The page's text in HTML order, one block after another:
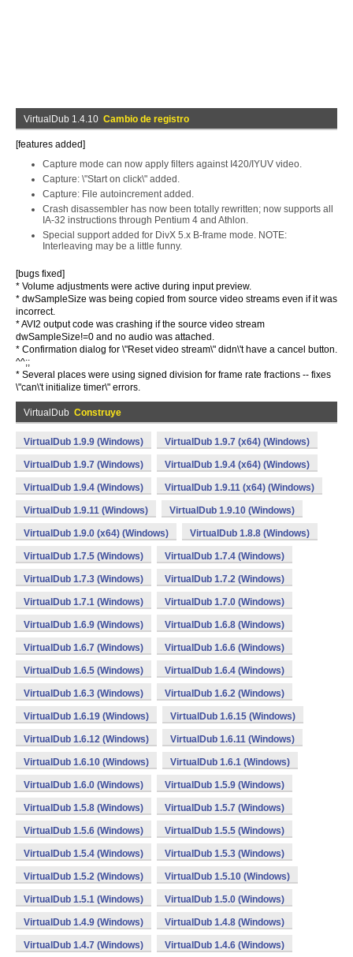
VirtualDub 1.4.10 Cambio de registro
[features added]
Capture mode can now apply filters against I420/IYUV video.
Capture: \"Start on click\" added.
Capture: File autoincrement added.
Crash disassembler has now been totally rewritten; now supports all
IA-32 instructions through Pentium 4 and Athlon.
Special support added for DivX 5.x B-frame mode. NOTE:
Interleaving may be a little funny.
[bugs fixed]
* Volume adjustments were active during input preview.
* dwSampleSize was being copied from source video streams even if it was
incorrect.
* AVI2 output code was crashing if the source video stream
dwSampleSize!=0 and no audio was attached.
* Confirmation dialog for \"Reset video stream\" didn\'t have a cancel button.
^^;;
* Several places were using signed division for frame rate fractions -- fixes
\"can\'t initialize timer\" errors.
VirtualDub Construye
VirtualDub 1.9.9 (Windows) VirtualDub 1.9.7 (x64) (Windows)
VirtualDub 1.9.7 (Windows) VirtualDub 1.9.4 (x64) (Windows)
VirtualDub 1.9.4 (Windows) VirtualDub 1.9.11 (x64) (Windows)
VirtualDub 1.9.11 (Windows) VirtualDub 1.9.10 (Windows)
VirtualDub 1.9.0 (x64) (Windows) VirtualDub 1.8.8 (Windows)
VirtualDub 1.7.5 (Windows) VirtualDub 1.7.4 (Windows)
VirtualDub 1.7.3 (Windows) VirtualDub 1.7.2 (Windows)
VirtualDub 1.7.1 (Windows) VirtualDub 1.7.0 (Windows)
VirtualDub 1.6.9 (Windows) VirtualDub 1.6.8 (Windows)
VirtualDub 1.6.7 (Windows) VirtualDub 1.6.6 (Windows)
VirtualDub 1.6.5 (Windows) VirtualDub 1.6.4 (Windows)
VirtualDub 1.6.3 (Windows) VirtualDub 1.6.2 (Windows)
VirtualDub 1.6.19 (Windows) VirtualDub 1.6.15 (Windows)
VirtualDub 1.6.12 (Windows) VirtualDub 1.6.11 (Windows)
VirtualDub 1.6.10 (Windows) VirtualDub 1.6.1 (Windows)
VirtualDub 1.6.0 (Windows) VirtualDub 1.5.9 (Windows)
VirtualDub 1.5.8 (Windows) VirtualDub 1.5.7 (Windows)
VirtualDub 1.5.6 (Windows) VirtualDub 1.5.5 (Windows)
VirtualDub 1.5.4 (Windows) VirtualDub 1.5.3 (Windows)
VirtualDub 1.5.2 (Windows) VirtualDub 1.5.10 (Windows)
VirtualDub 1.5.1 (Windows) VirtualDub 1.5.0 (Windows)
VirtualDub 1.4.9 (Windows) VirtualDub 1.4.8 (Windows)
VirtualDub 1.4.7 (Windows) VirtualDub 1.4.6 (Windows)